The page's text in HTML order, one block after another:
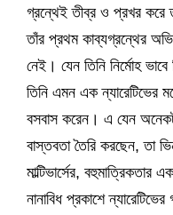
গ্রন্থেই তীব্র ও প্রখর করে
তাঁর প্রথম কাব্যগ্রন্থের
নেই। যেন তিনি নির্মোহ
তিনি এমন এক ন্যারেটিভের
বসবাস করেন। এ যেন
বাস্তবতা তৈরি করছেন, তা
মাল্টিভার্সের,
নানাবিধ প্রকাশে